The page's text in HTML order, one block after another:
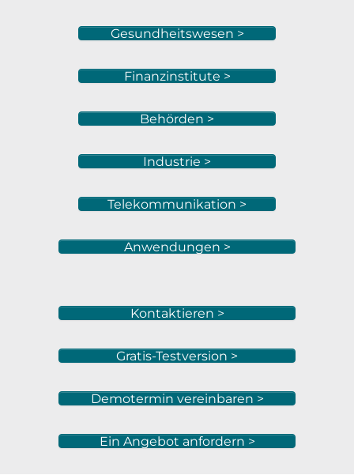
Gesundheitswesen >
Finanzinstitute >
Behörden >
Industrie >
Telekommunikation >
Anwendungen >
Kontaktieren >
Gratis-Testversion >
Demotermin vereinbaren >
Ein Angebot anfordern >